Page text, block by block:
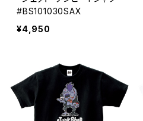
#BS101030SAX
¥4,950